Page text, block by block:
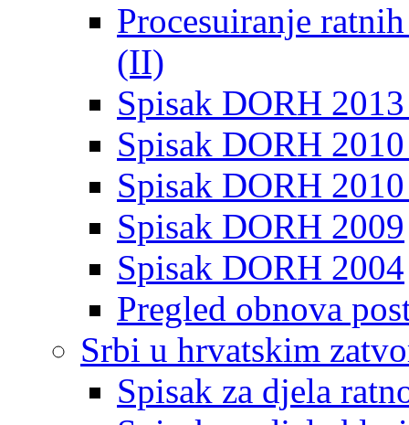
Procesuiranje
(II)
Spisak DORH
Spisak DORH
Spisak DORH
Spisak DORH 2009
Spisak DORH 2004
Pregled obnova
Srbi u hrvatskim
Spisak za djela